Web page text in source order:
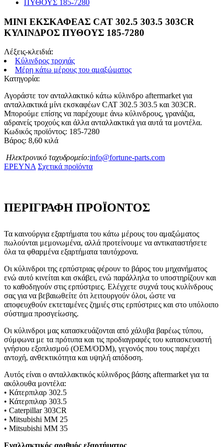
ΜΙΝΙ ΕΚΣΚΑΦΕΑΣ CAT 302.5 303.5 303CR
ΚΥΛΙΝΔΡΟΣ ΠΥΘΟΥΣ 185-7280
Λέξεις-κλειδιά:
Κύλινδρος τροχιάς
Μέρη κάτω μέρους του αμαξώματος
Κατηγορία:
Αγοράστε τον ανταλλακτικό κάτω κύλινδρο aftermarket για
ανταλλακτικά μίνι εκσκαφέων CAT 302.5 303.5 και 303CR.
Μπορούμε επίσης να παρέχουμε άνω κύλινδρους, γρανάζια,
αδρανείς τροχούς και άλλα ανταλλακτικά για αυτά τα μοντέλα.
Κωδικός προϊόντος: 185-7280
Βάρος: 8,60 κιλά
Ηλεκτρονικό ταχυδρομείο:info@fortune-parts.com
ΕΡΕΥΝΑ Σχετικά προϊόντα
ΠΕΡΙΓΡΑΦΗ ΠΡΟΪΟΝΤΟΣ
Τα καινούργια εξαρτήματα του κάτω μέρους του αμαξώματος
πωλούνται μεμονωμένα, αλλά προτείνουμε να αντικαταστήσετε
όλα τα φθαρμένα εξαρτήματα ταυτόχρονα.
Οι κύλινδροι της ερπύστριας φέρουν το βάρος του μηχανήματος
ενώ αυτό κινείται και σκάβει, ενώ παράλληλα το υποστηρίζουν και
το καθοδηγούν στις ερπύστριες. Ελέγχετε συχνά τους κυλίνδρους
σας για να βεβαιωθείτε ότι λειτουργούν όλοι, ώστε να
αποφευχθούν εκτεταμένες ζημιές στις ερπύστριες και στο υπόλοιπο
σύστημα προσγείωσης.
Οι κύλινδροι μας κατασκευάζονται από χάλυβα βαρέως τύπου,
σύμφωνα με τα πρότυπα και τις προδιαγραφές του κατασκευαστή
γνήσιου εξοπλισμού (OEM/ODM), γεγονός που τους παρέχει
αντοχή, ανθεκτικότητα και υψηλή απόδοση.
Αυτός είναι ο ανταλλακτικός κύλινδρος βάσης aftermarket για τα
ακόλουθα μοντέλα:
• Κάτερπιλαρ 302.5
• Κάτερπιλαρ 303.5
• Caterpillar 303CR
• Mitsubishi MM 25
• Mitsubishi MM 35